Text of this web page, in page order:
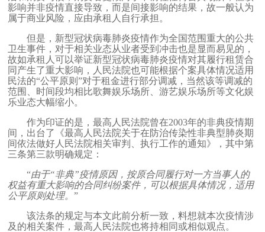
影响并非疫情直接导致，而是间接影响的结果，故一般认为
属于商业风险，应由承租人自行承担。
但是，新型冠状病毒肺炎疫情作为全国范围重大的公共
卫生事件，对于相关业态从业者受到冲击也是显而易见的，
故如承租人可以举证新型冠状病毒肺炎疫情对其履行租赁合
同产生了重大影响，人民法院也可能根据个案具体情况适用
民法的“公平原则”对于租金进行部分调减，当然该等调减的
范围、时间段均相比歌舞娱乐场所、游艺娱乐场所等文化娱
乐业态大幅缩小。
作为印证的是，最高人民法院曾在2003年的非典疫情期
间，出台了《最高人民法院关于在防治传染性非典型肺炎期
间依法做好人民法院相关审判、执行工作的通知》，其中第
三条第三款明确规定：
“由于“非典”疫情原因，按原合同履行对一方当事人的
权益有重大影响的合同纠纷案件，可以根据具体情况，适用
公平原则处理。”
该法条的规定与本文此前分析一致，料想就本次疫情涉
及的相关案件，最高人民法院也将持相同或相似观点。